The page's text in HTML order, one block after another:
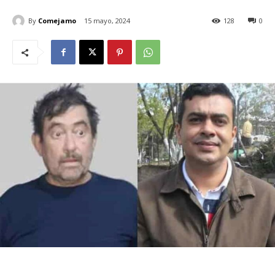
By Comejamo 15 mayo, 2024 0
128